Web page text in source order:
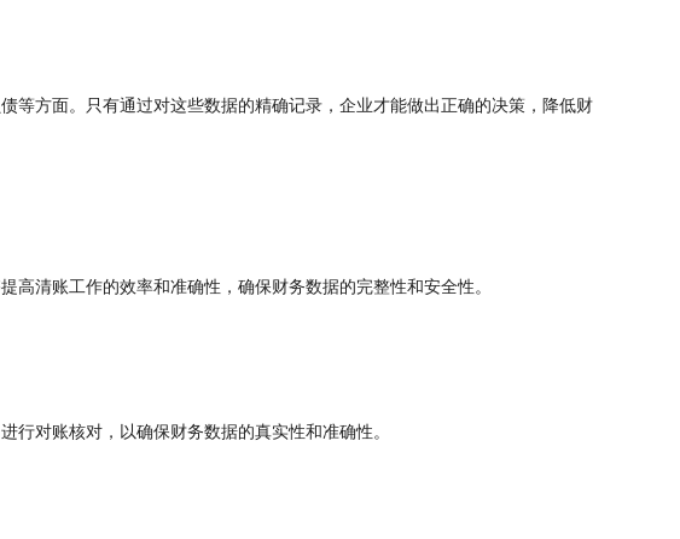
方面。只有通过对这些数据的精确记录，企业才能做出正确的决策，降低财
清账工作的效率和准确性，确保财务数据的完整性和安全性。
对账核对，以确保财务数据的真实性和准确性。